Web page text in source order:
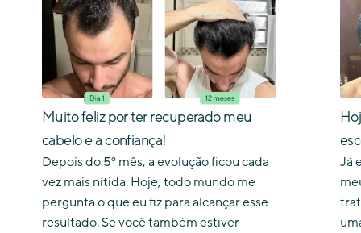
Muito feliz por ter recuperado meu
cabelo e a confiança!
Depois do 5º mês, a evolução ficou cada
vez mais nítida. Hoje, todo mundo me
pergunta o que eu fiz para alcançar esse
resultado. Se você também estiver
Já